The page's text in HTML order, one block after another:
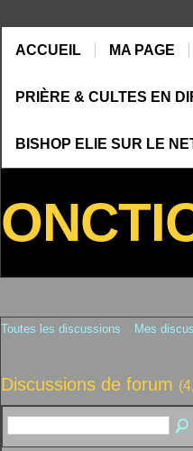
ACCUEIL MA PAGE
PRIÈRE & CULTES EN
BISHOP ELIE SUR LE
Toutes les discussions Mes
Discussions de forum